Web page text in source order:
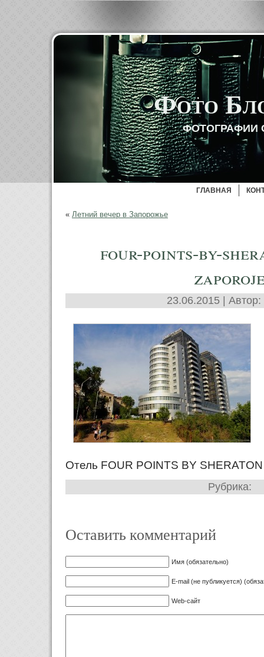
Фото
ФОТОГРАФИИ
ГЛАВНАЯ
« Летний вечер в Запорожье
four-points-by-
23.06.2015 | Автор:
Отель FOUR POINTS BY
Рубрика:
Оставить комментарий
Имя (обязательно)
E-mail (не публикуется)
Web-сайт